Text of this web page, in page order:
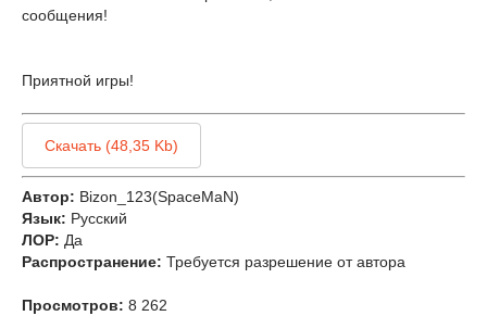
сообщения!
Приятной игры!
Скачать (48,35 Kb)
Автор: Bizon_123(SpaceMaN)
Язык: Русский
ЛОР: Да
Распространение: Требуется разрешение от автора
Просмотров: 8 262